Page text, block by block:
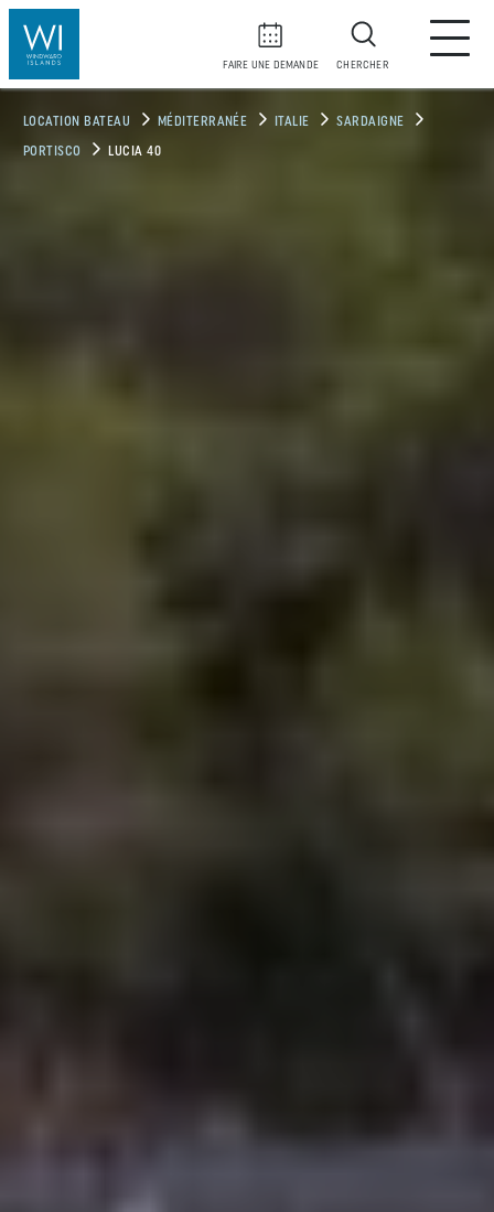
FAIRE UNE DEMANDE CHERCHER
LOCATION BATEAU MÉDITERRANÉE ITALIE SARDAIGNE
PORTISCO LUCIA 40